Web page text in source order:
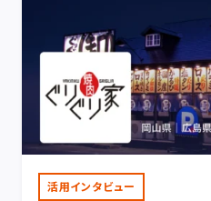
活用インタビュー